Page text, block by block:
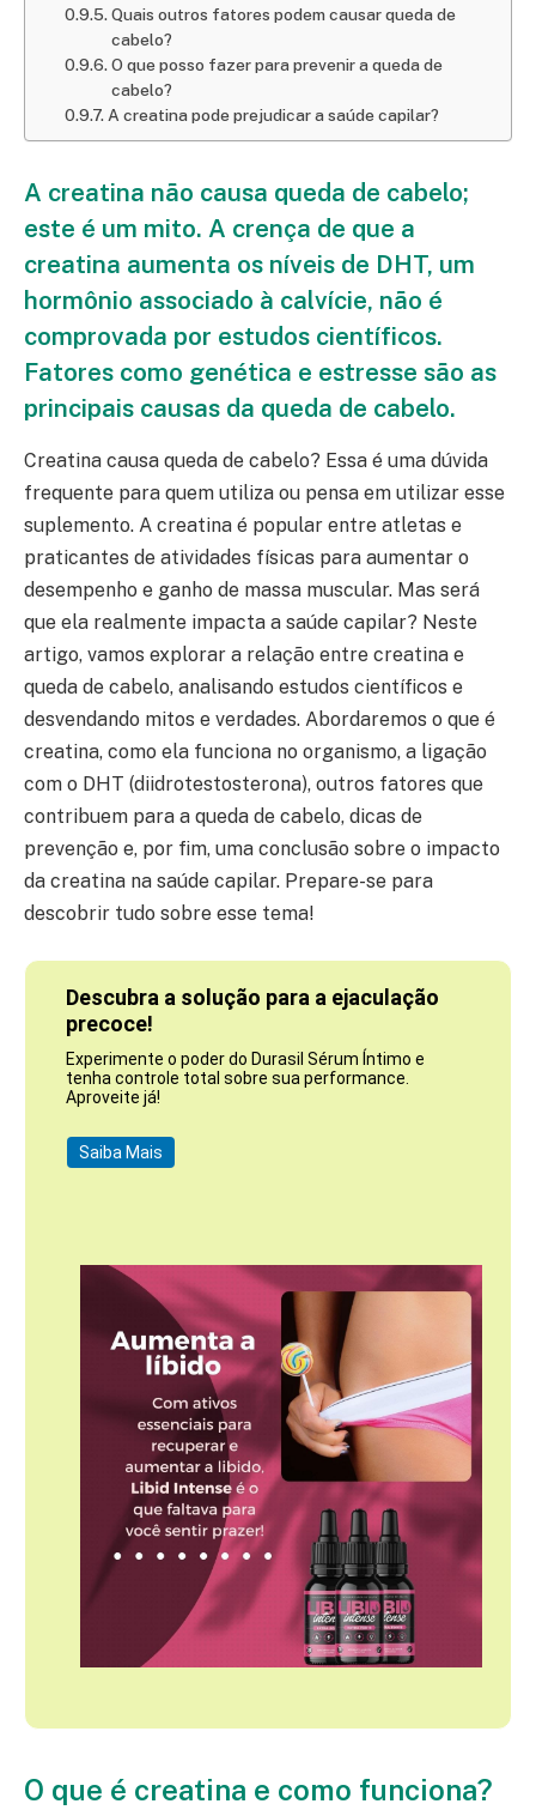
Quais outros fatores podem causar queda de
cabelo?
O que posso fazer para prevenir a queda de
cabelo?
A creatina pode prejudicar a saúde capilar?
A creatina não causa queda de cabelo;
este é um mito. A crença de que a
creatina aumenta os níveis de DHT, um
hormônio associado à calvície, não é
comprovada por estudos científicos.
Fatores como genética e estresse são as
principais causas da queda de cabelo.
Creatina causa queda de cabelo? Essa é uma dúvida
frequente para quem utiliza ou pensa em utilizar esse
suplemento. A creatina é popular entre atletas e
praticantes de atividades físicas para aumentar o
desempenho e ganho de massa muscular. Mas será
que ela realmente impacta a saúde capilar? Neste
artigo, vamos explorar a relação entre creatina e
queda de cabelo, analisando estudos científicos e
desvendando mitos e verdades. Abordaremos o que é
creatina, como ela funciona no organismo, a ligação
com o DHT (diidrotestosterona), outros fatores que
contribuem para a queda de cabelo, dicas de
prevenção e, por fim, uma conclusão sobre o impacto
da creatina na saúde capilar. Prepare-se para
descobrir tudo sobre esse tema!
Descubra a solução para a ejaculação
precoce!
Experimente o poder do Durasil Sérum Íntimo e
tenha controle total sobre sua performance.
Aproveite já!
Saiba Mais
O que é creatina e como funciona?